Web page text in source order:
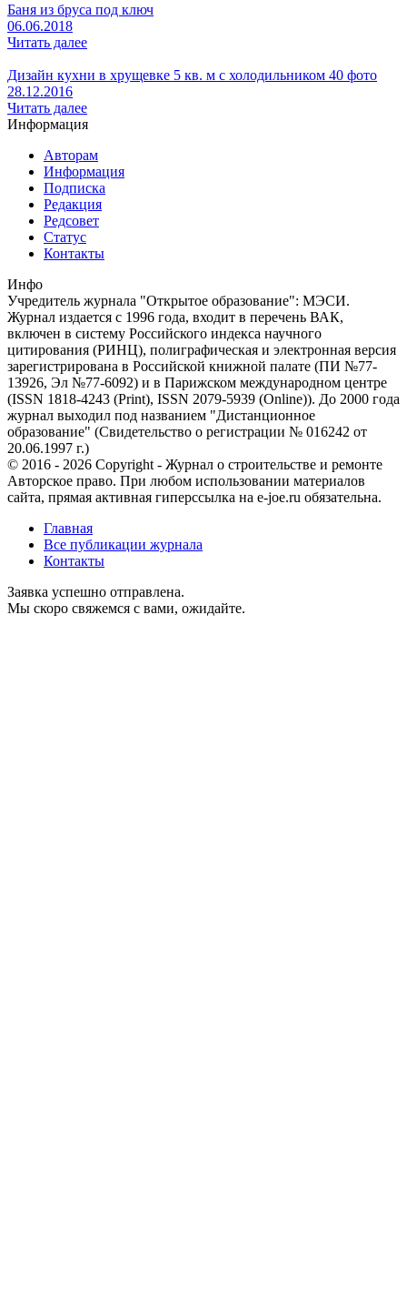
Баня из бруса под ключ
06.06.2018
Читать далее
Дизайн кухни в хрущевке 5 кв. м с холодильником 40 фото
28.12.2016
Читать далее
Информация
Авторам
Информация
Подписка
Редакция
Редсовет
Статус
Контакты
Инфо
Учредитель журнала "Открытое образование": МЭСИ.
Журнал издается с 1996 года, входит в перечень ВАК,
включен в систему Российского индекса научного
цитирования (РИНЦ), полиграфическая и электронная версия
зарегистрирована в Российской книжной палате (ПИ №77-
13926, Эл №77-6092) и в Парижском международном центре
(ISSN 1818-4243 (Print), ISSN 2079-5939 (Online)). До 2000 года
журнал выходил под названием "Дистанционное
образование" (Свидетельство о регистрации № 016242 от
20.06.1997 г.)
© 2016 - 2026 Copyright - Журнал о строительстве и ремонте
Авторское право. При любом использовании материалов
сайта, прямая активная гиперссылка на e-joe.ru обязательна.
Главная
Все публикации журнала
Контакты
Заявка успешно отправлена.
Мы скоро свяжемся с вами, ожидайте.